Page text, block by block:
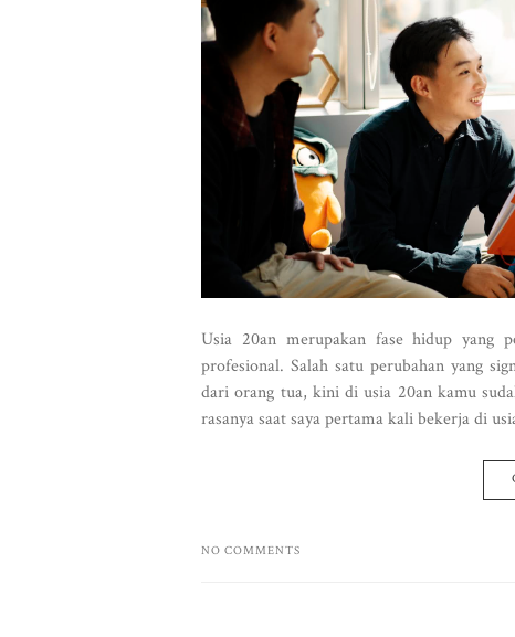
Usia 20an merupakan fase hidup yang
profesional. Salah satu perubahan yang
dari orang tua, kini di usia 20an kamu
rasanya saat saya pertama kali bekerja di
NO COMMENTS